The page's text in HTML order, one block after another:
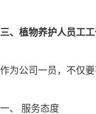
三、植物养护人员工
作为公司一员，不仅
一、 服务态度